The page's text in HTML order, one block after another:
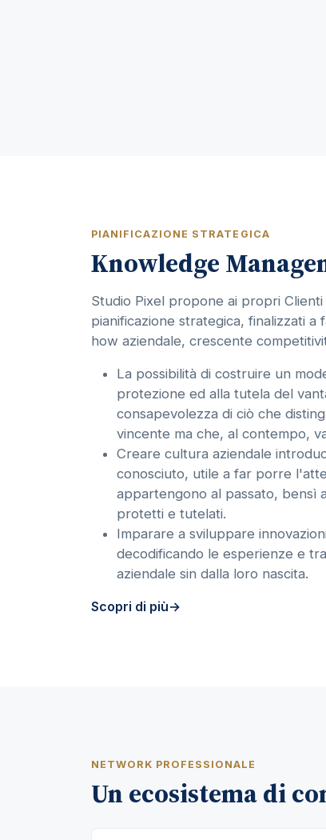
PIANIFICAZIONE STRATEGICA
Knowledge
Studio Pixel propone ai propri
pianificazione strategica, finalizzati
how aziendale, crescente
La possibilità di costruire un
protezione ed alla tutela del
consapevolezza di ciò che
vincente ma che, al contempo,
Creare cultura aziendale
conosciuto, utile a far porre
appartengono al passato, bensì
protetti e tutelati.
Imparare a sviluppare
decodificando le esperienze e
aziendale sin dalla loro nascita.
Scopri di più
NETWORK PROFESSIONALE
Un ecosistema di